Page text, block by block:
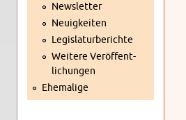
News­let­ter
Neu­ig­kei­ten
Le­gis­la­tur­be­rich­te
Wei­te­re Ver­öf­fent­
li­chun­gen
Ehe­ma­li­ge